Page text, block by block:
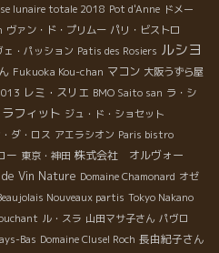
lunaire totale 2018 Pot d'Anne ドメー
ヴァン・ド・プリムー パリ・ビストロ
ェ・パッション Patis des Rosiers ルシヨ
Fukuoka Kou-chan マコン 大阪うずら屋
レミ・スリエ BMO Saito san ラ・シ
フィット ジュ・ド・ショセット
ダ・ロス アエラシオン Paris bistro
ー 東京・神田 株式会社 オルヴォー
Vin Nature Domaine Chamonard オゼ
Nouveaux partis Tokyo Nakano
ル・スラ 山田マサ子さん パヴロ
Bas Domaine Clusel Roch 長由紀子さん